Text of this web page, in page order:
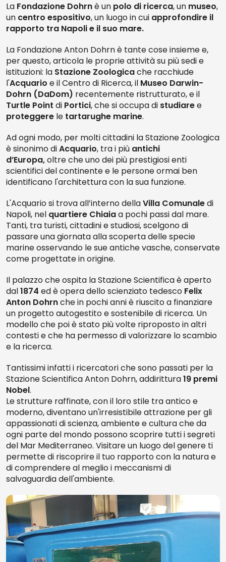
La Fondazione Dohrnè un polo di ricerca, un museo,
un centro espositivo, un luogo in cui approfondire il
rapporto tra Napoli e il suo mare.
La Fondazione Anton Dohrn è tante cose insieme e,
per questo, articola le proprie attività su più sedi e
istituzioni: la Stazione Zoologicache racchiude
l'Acquario e il Centro di Ricerca, il Museo Darwin-
Dohrn (DaDom) recentemente ristrutturato, e il
Turtle Point di Portici, che si occupa di studiaree
proteggere le tartarughe marine.
Ad ogni modo, per molti cittadini la Stazione Zoologica
è sinonimo diAcquario, tra i più antichi
d’Europa,oltre che uno dei più prestigiosi enti
scientifici del continente e le persone ormai ben
identificano l'architettura con la sua funzione.
L'Acquario si trova all’interno dellaVilla Comunaledi
Napoli, nel quartiere Chiaiaa pochi passi dal mare.
Tanti, tra turisti, cittadini e studiosi, scelgono di
passare una giornata alla scoperta delle specie
marine osservando le sue antiche vasche, conservate
come progettate in origine.
Il palazzo che ospita la Stazione Scientifica è aperto
dal1874 ed è opera dello scienziato tedesco Felix
Anton Dohrnche in pochi anni è riuscito a finanziare
un progetto autogestito e sostenibile di ricerca. Un
modello che poi è stato più volte riproposto in altri
contesti e che ha permesso di valorizzare lo scambio
e la ricerca.
Tantissimi infatti i ricercatori che sono passati per la
Stazione Scientifica Anton Dohrn, addirittura19 premi
Nobel.
Le strutture raffinate, con il loro stile tra antico e
moderno, diventano un'irresistibile attrazione per gli
appassionati di scienza, ambiente e cultura che da
ogni parte del mondo possono scoprire tutti i segreti
del Mar Mediterraneo. Visitare un luogo del genere ti
permette di riscoprire il tuo rapporto con la natura e
di comprendere al meglio i meccanismi di
salvaguardia dell'ambiente.